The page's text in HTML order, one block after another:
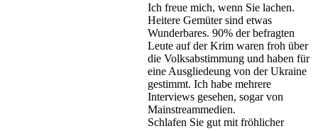
Ich freue mich, wenn Sie lachen.
Heitere Gemüter sind etwas
Wunderbares. 90% der befragten
Leute auf der Krim waren froh über
die Volksabstimmung und haben für
eine Ausgliedeung von der Ukraine
gestimmt. Ich habe mehrere
Interviews gesehen, sogar von
Mainstreammedien.
Schlafen Sie gut mit fröhlicher